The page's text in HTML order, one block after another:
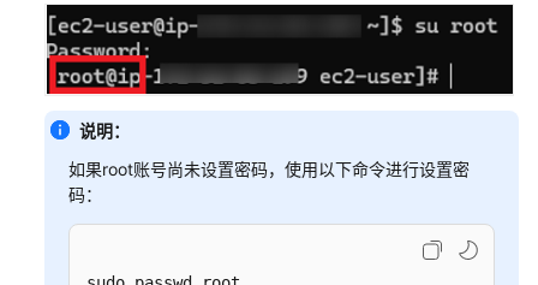
SMS
最
佳
实
践
汇
总
说明：
如果root账号尚未设置密码，使用以下命令进行设置密
码：